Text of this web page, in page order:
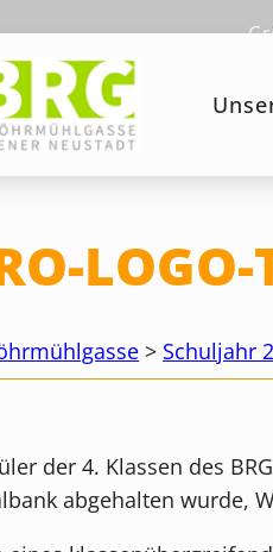
> Schuljahr
der 4. Klassen des
abgehalten wurde,